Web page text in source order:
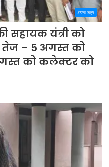
अपना शहर
सहायक यंत्री को
तेज – 5 अगस्त को
को कलेक्टर को